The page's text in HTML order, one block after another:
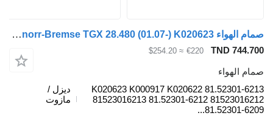
صمام الهواء Knorr-Bremse TGX 28.480 (01.07-) K020623 لـ الشاحنات MAN TGL, TGM, TGS, TGX (2005-2021)
TND 744.700
€220
≈ $254.20
صمام الهواء
K020623 K000917 K020622 81.52301-6213
81523016213 81.52301-6212 81523016212
81.52301-6209...
ديزل /
مازوت